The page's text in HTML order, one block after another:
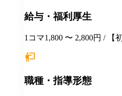
給与・福利厚生
1コマ1,800 〜 2,800円 / 【
いについて 授業見学 模擬
じて研修を行います。 【定期的に行っている研修】 保
職種・指導形態